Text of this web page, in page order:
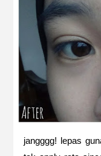
jangggg! lepas